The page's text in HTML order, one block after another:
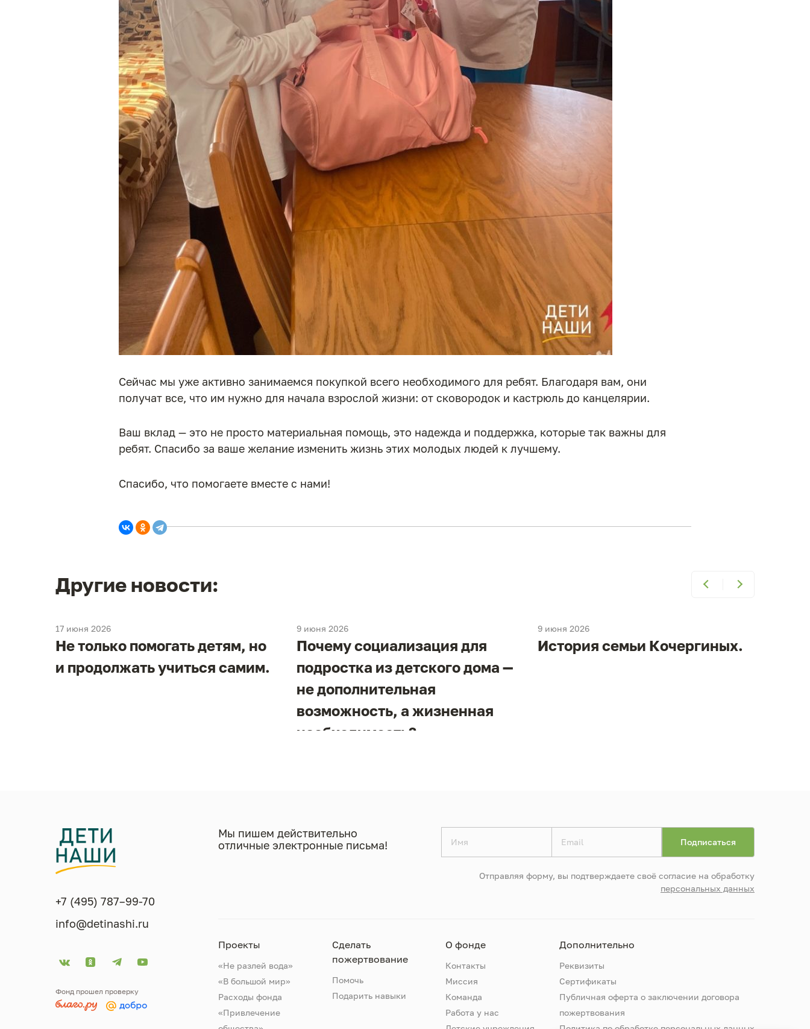
Сейчас мы уже активно занимаемся покупкой всего необходимого для ребят. Благодаря вам, они
получат все, что им нужно для начала взрослой жизни: от сковородок и кастрюль до канцелярии.
Ваш вклад — это не просто материальная помощь, это надежда и поддержка, которые так важны для
ребят. Спасибо за ваше желание изменить жизнь этих молодых людей к лучшему.
Спасибо, что помогаете вместе с нами!
Другие новости:
17 июня 2026
Не только помогать детям, но
и продолжать учиться самим.
9 июня 2026
Почему социализация для
подростка из детского дома —
не дополнительная
возможность, а жизненная
необходимость?
9 июня 2026
История семьи Кочергиных.
+7 (495) 787–99-70
info@detinashi.ru
Фонд прошел проверку
Мы пишем действительно
отличные электронные письма!
Отправляя форму, вы подтверждаете своё согласие на обработку
персональных данных
Проекты
«Не разлей вода»
«В большой мир»
Расходы фонда
«Привлечение
Сделать
пожертвование
Помочь
Подарить навыки
О фонде
Контакты
Миссия
Команда
Работа у нас
Дополнительно
Реквизиты
Сертификаты
Публичная оферта о заключении договора
пожертвования